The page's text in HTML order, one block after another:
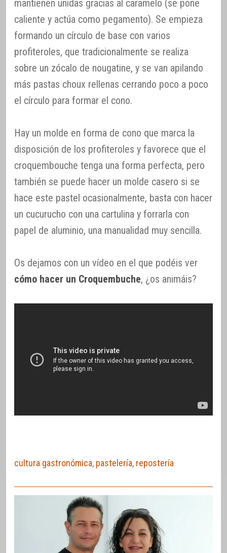
mantienen unidas gracias al caramelo (se pone
caliente y actúa como pegamento). Se empieza
formando un círculo de base con varios
profiteroles, que tradicionalmente se realiza
sobre un zócalo de nougatine, y se van apilando
más pastas choux rellenas cerrando poco a poco
el círculo para formar el cono.
Hay un molde en forma de cono que marca la
disposición de los profiteroles y favorece que el
croquembouche tenga una forma perfecta, pero
también se puede hacer un molde casero si se
hace este pastel ocasionalmente, basta con hacer
un cucurucho con una cartulina y forrarla con
papel de aluminio, una manualidad muy sencilla.
Os dejamos con un vídeo en el que podéis ver
cómo hacer un Croquembuche, ¿os animáis?
cultura gastronómica, pastelería, repostería